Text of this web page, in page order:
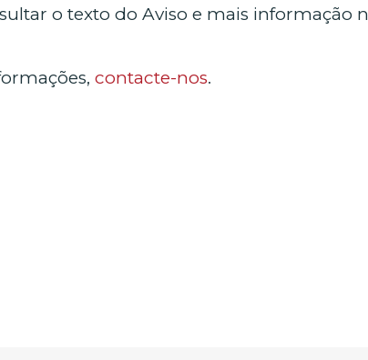
o texto do Aviso e mais informação
contacte-nos.